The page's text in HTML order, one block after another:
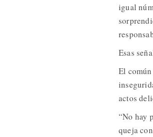
igual
Esas
El
actos
“No hay
queja